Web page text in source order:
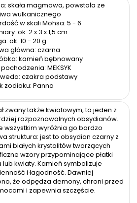
skała magmowa, powstała ze
wulkanicznego
w skali Mohsa: 5 - 6
ok. 2 x 3 x 1,5 cm
ok. 10 - 20 g
główna: czarna
kamień bębnowany
MEKSYK
czakra podstawy
zodiaku: Panna
zwany także kwiatowym, to jeden z
rozpoznawalnych obsydianów.
wszystkim wyróżnia go bardzo
struktura: jest to obsydian czarny z
białych krystalitów tworzących
wzory przypominające płatki
lub kwiaty. Kamień symbolizuje
i łagodność. Dawniej
że odpędza demony, chroni przed
i zapewnia szczęście.